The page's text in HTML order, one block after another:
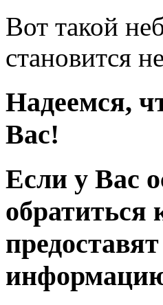
Вот такой
становится
Надеемся,
Вас!
Если у Вас